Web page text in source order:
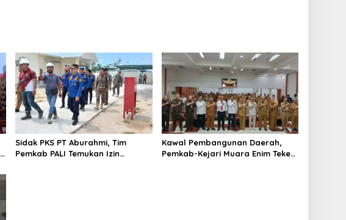
Sidak PKS PT Aburahmi, Tim
Pemkab PALI Temukan Izin
Kawal Pembangunan Daerah,
Pemkab-Kejari Muara Enim Teken